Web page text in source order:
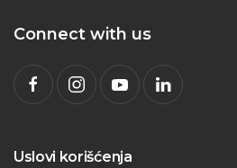
Connect with us
Uslovi korišćenja